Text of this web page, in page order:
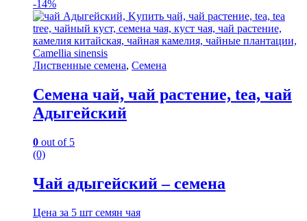
-14%
Лиственные семена, Семена
Семена чай, чай растение, tea, чай
Адыгейский
0 out of 5
(0)
Чай адыгейский – семена
Цена за 5 шт семян чая